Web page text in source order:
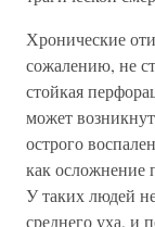
Хронические
сожалению, не
стойкая
может
острого
как осложнение
У таких людей
среднего уха, и